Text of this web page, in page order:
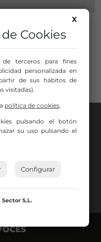
para
Getxo
88.0
con Más Música,
tráfico y la
X
Cookies
terceros para fines
personalizada en
de sus hábitos de
visitadas).
política de cookies.
pulsando el botón
su uso pulsando el
Configurar
Sector S.L.